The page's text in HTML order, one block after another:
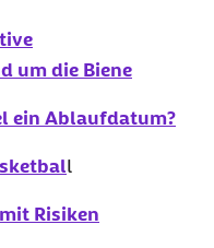
um die Biene
ein Ablaufdatum?
l
Risiken